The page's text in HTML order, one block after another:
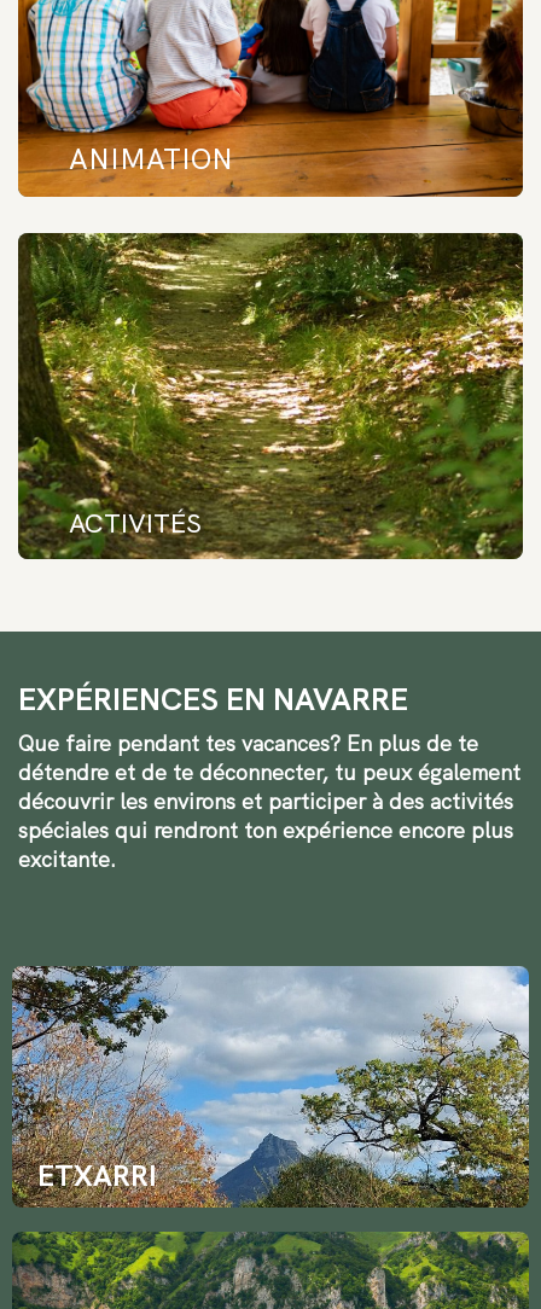
activités pour toute la famille pendant les mois d’été. Jeux dans la
piscine, bricolage dans le Txiki Txoko, activités pour les enfants…
ANIMATION
ACTIVITÉS
Découvrez tout ce que vous pouvez faire au Camping Etxarri. Routes cyclables,
randonnées dans la vallée de Sakana, activités sportives… Une infinité d’expériences à
vivre en famille ou entre amis
ACTIVITÉS
EXPÉRIENCES EN NAVARRE
Que faire pendant tes vacances? En plus de te
détendre et de te déconnecter, tu peux également
découvrir les environs et participer à des activités
spéciales qui rendront ton expérience encore plus
excitante.
ETXARRI